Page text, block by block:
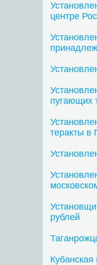
центре
пугающих
теракты в
рублей